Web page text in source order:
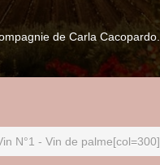
de Carla Cacopardo.
N°1 - Vin de palme[col=300]